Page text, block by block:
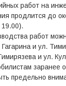
работ на
продлится до
работ
и ул.
и ул.
заранее
предельно